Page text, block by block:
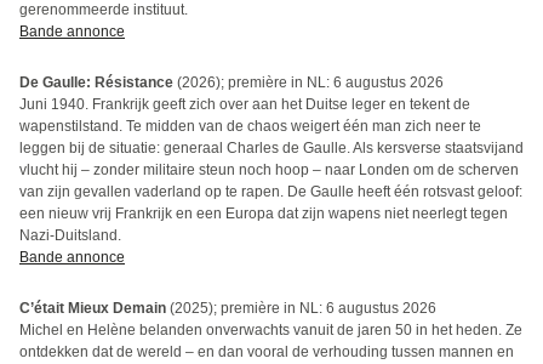
gerenommeerde instituut.
Bande annonce
De Gaulle: Résistance (2026); première in NL: 6 augustus 2026
Juni 1940. Frankrijk geeft zich over aan het Duitse leger en tekent de
wapenstilstand. Te midden van de chaos weigert één man zich neer te
leggen bij de situatie: generaal Charles de Gaulle. Als kersverse staatsvijand
vlucht hij – zonder militaire steun noch hoop – naar Londen om de scherven
van zijn gevallen vaderland op te rapen. De Gaulle heeft één rotsvast geloof:
een nieuw vrij Frankrijk en een Europa dat zijn wapens niet neerlegt tegen
Nazi-Duitsland.
Bande annonce
C’était Mieux Demain (2025); première in NL: 6 augustus 2026
Michel en Helène belanden onverwachts vanuit de jaren 50 in het heden. Ze
ontdekken dat de wereld – en dan vooral de verhouding tussen mannen en